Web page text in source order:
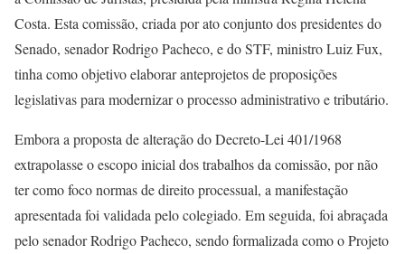
Costa. Esta comissão, criada por ato conjunto dos presidentes do
Senado, senador Rodrigo Pacheco, e do STF, ministro Luiz Fux,
tinha como objetivo elaborar anteprojetos de proposições
legislativas para modernizar o processo administrativo e tributário.
Embora a proposta de alteração do Decreto-Lei 401/1968
extrapolasse o escopo inicial dos trabalhos da comissão, por não
ter como foco normas de direito processual, a manifestação
apresentada foi validada pelo colegiado. Em seguida, foi abraçada
pelo senador Rodrigo Pacheco, sendo formalizada como o Projeto